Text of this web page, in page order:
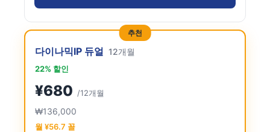
추천
다이나믹IP 듀얼 12개월
22% 할인
¥680 /12개월
₩136,000
월 ¥56.7 꼴